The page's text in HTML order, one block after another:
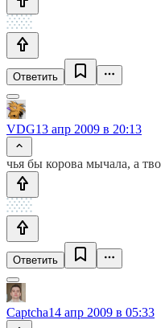
Ответить
VDG13 апр 2009 в 20:13
чья бы корова мычала, а
Ответить
Captcha14 апр 2009 в 05:33